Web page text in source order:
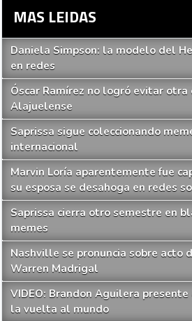
MAS LEIDAS
Daniela Simpson: la modelo del
en redes
Óscar Ramírez no logró evitar otra
Alajuelense
Saprissa sigue coleccionando
internacional
Marvin Loría aparentemente fue
su esposa se desahoga en redes
Saprissa cierra otro semestre en
memes
Nashville se pronuncia sobre acto
Warren Madrigal
VIDEO: Brandon Aguilera
la vuelta al mundo